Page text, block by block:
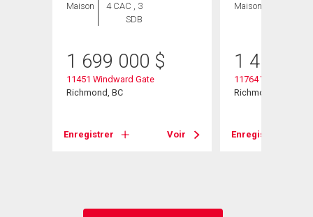
Maison
4 CAC , 3
SDB
1 699 000 $
11451 Windward Gate
Richmond, BC
Enregistrer Voir
Maison
1 458
11764 Yoshida
Richmond, BC
Enregistrer